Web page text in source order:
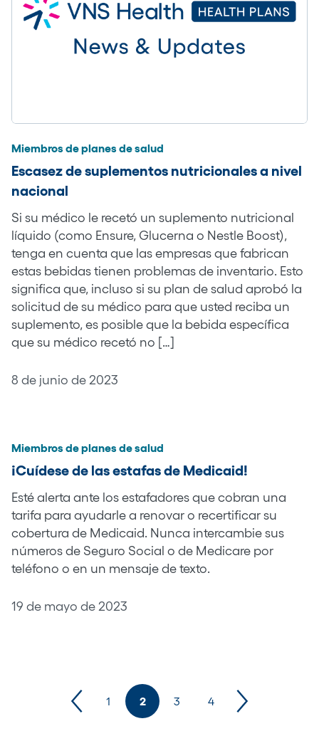
Miembros de planes de salud
Escasez de suplementos nutricionales a nivel
nacional
Si su médico le recetó un suplemento nutricional
líquido (como Ensure, Glucerna o Nestle Boost),
tenga en cuenta que las empresas que fabrican
estas bebidas tienen problemas de inventario. Esto
significa que, incluso si su plan de salud aprobó la
solicitud de su médico para que usted reciba un
suplemento, es posible que la bebida específica
que su médico recetó no […]
8 de junio de 2023
Miembros de planes de salud
¡Cuídese de las estafas de Medicaid!
Esté alerta ante los estafadores que cobran una
tarifa para ayudarle a renovar o recertificar su
cobertura de Medicaid. Nunca intercambie sus
números de Seguro Social o de Medicare por
teléfono o en un mensaje de texto.
19 de mayo de 2023
1 2 3 4